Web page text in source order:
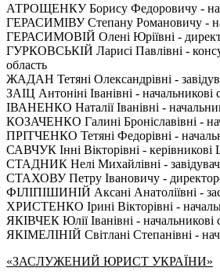
АТРОЩЕНКУ Борису Федоровичу -
ГЕРАСИМІВУ Степану Романовичу -
ГЕРАСИМОВІЙ Олені Юріївні -
ГУРКОВСЬКІЙ Ларисі Павлівні -
область
ЖАДАН Тетяні Олександрівні -
ЗАІЦ Антоніні Іванівні - начальникові
ІВАНЕНКО Наталії Іванівні -
КОЗАЧЕНКО Галині Броніславівні -
ПРІТЧЕНКО Тетяні Федорівні -
САВЧУК Інні Вікторівні - керівникові
СТАДНИК Нелі Михайлівні -
СТАХОВУ Петру Івановичу -
ФІЛІПІШИНІЙ Аксані Анатоліївні -
ХРИСТЕНКО Ірині Вікторівні -
ЯКІВЧЕК Юлії Іванівні - начальникові
ЯКІМЕЛІНІЙ Світлані Степанівні -
«ЗАСЛУЖЕНИЙ ЮРИСТ УКРАЇНИ»